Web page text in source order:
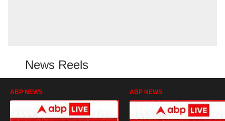
News Reels
ABP NEWS ABP NEWS